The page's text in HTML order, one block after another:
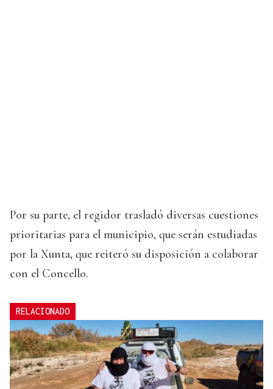
Por su parte, el regidor trasladó diversas cuestiones
prioritarias para el municipio, que serán estudiadas
por la Xunta, que reiteró su disposición a colaborar
con el Concello.
RELACIONADO